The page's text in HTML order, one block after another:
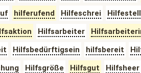
hilferufend Hilfeschrei
Hilfsarbeiter
Hilfsbedürftigsein hilfsbereit
Hilfsgröße Hilfsgut Hilfsheer